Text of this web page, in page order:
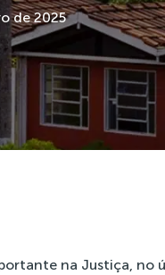
de 2025
na Justiça, no